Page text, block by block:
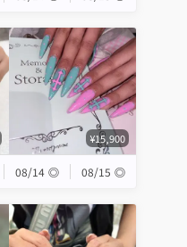
¥15,900
08/14 ◎ 08/15 ◎